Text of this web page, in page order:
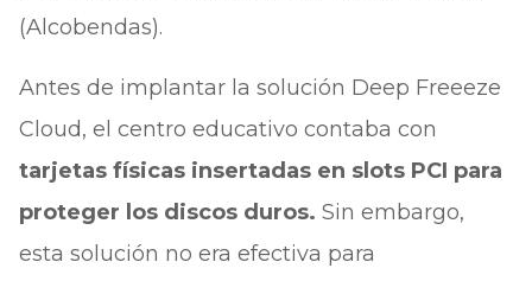
(Alcobendas).
Antes de implantar la solución Deep Freeeze
Cloud, el centro educativo contaba con
tarjetas físicas insertadas en slots PCI para
proteger los discos duros. Sin embargo,
esta solución no era efectiva para